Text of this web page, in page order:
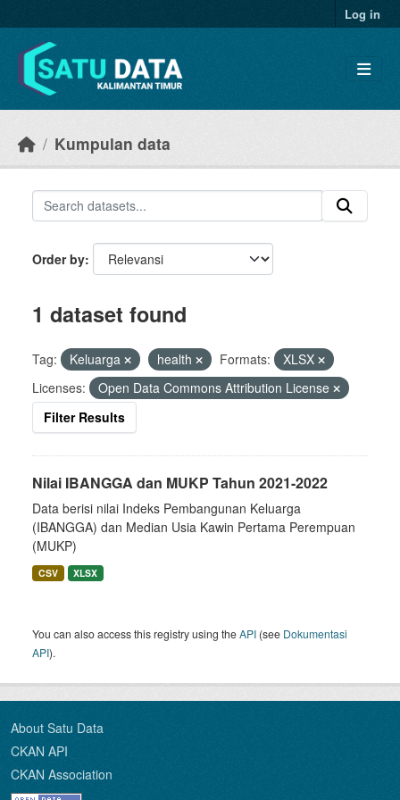
Log in
Kumpulan data
Order by
1 dataset found
Tag: Keluarga health Formats:
XLSX
Licenses:
Open Data Commons Attribution License
Filter Results
Nilai IBANGGA dan MUKP Tahun 2021-2022
Data berisi nilai Indeks Pembangunan Keluarga
(IBANGGA) dan Median Usia Kawin Pertama Perempuan
(MUKP)
CSV XLSX
You can also access this registry using theAPI (see Dokumentasi
API).
About Satu Data
CKAN API
CKAN Association